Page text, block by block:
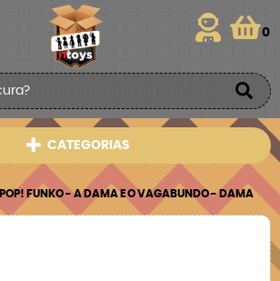
0
CATEGORIAS
POP! FUNKO - A DAMA E O VAGABUNDO - DAMA